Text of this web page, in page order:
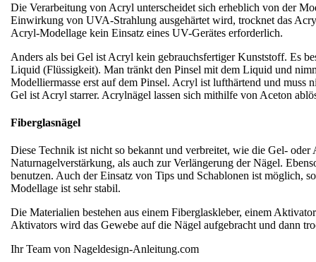
Die Verarbeitung von Acryl unterscheidet sich erheblich von der
Einwirkung von UVA-Strahlung ausgehärtet wird, trocknet das
Acryl-Modellage kein Einsatz eines UV-Gerätes erforderlich.
Anders als bei Gel ist Acryl kein gebrauchsfertiger Kunststoff. Es
Liquid (Flüssigkeit). Man tränkt den Pinsel mit dem Liquid und
Modelliermasse erst auf dem Pinsel. Acryl ist lufthärtend und
Gel ist Acryl starrer. Acrylnägel lassen sich mithilfe von Aceton
Fiberglasnägel
Diese Technik ist nicht so bekannt und verbreitet, wie die Gel-
Naturnagelverstärkung, als auch zur Verlängerung der Nägel.
benutzen. Auch der Einsatz von Tips und Schablonen ist möglich,
Modellage ist sehr stabil.
Die Materialien bestehen aus einem Fiberglaskleber, einem
Aktivators wird das Gewebe auf die Nägel aufgebracht und dann
Ihr Team von Nageldesign-Anleitung.com